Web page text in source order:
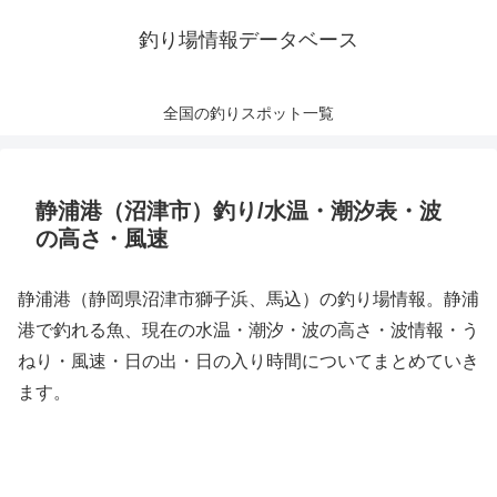
釣り場情報データベース
全国の釣りスポット一覧
静浦港（沼津市）釣り/水温・潮汐表・波
の高さ・風速
静浦港（静岡県沼津市獅子浜、馬込）の釣り場情報。静浦
港で釣れる魚、現在の水温・潮汐・波の高さ・波情報・う
ねり・風速・日の出・日の入り時間についてまとめていき
ます。